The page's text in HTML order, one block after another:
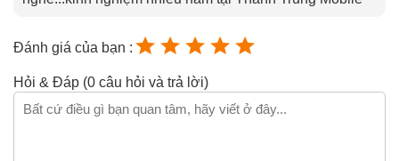
Đánh giá của bạn :
Hỏi & Đáp (0 câu hỏi và trả lời)